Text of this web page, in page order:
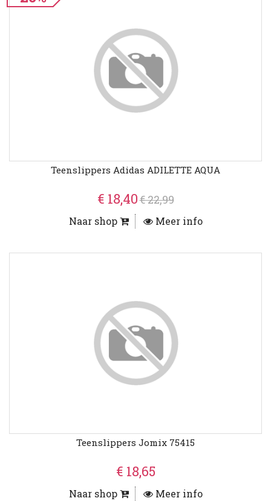
Teenslippers Adidas ADILETTE AQUA
€ 18,40€ 22,99
Naar shop Meer info
Teenslippers Jomix 75415
€ 18,65
Naar shop Meer info